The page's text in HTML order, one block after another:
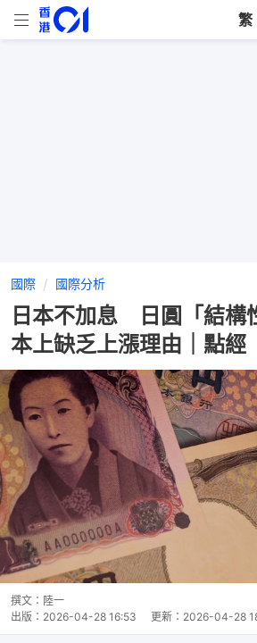
繁
國際 國際分析
日本不加息 日圓「結構
本上缺乏上漲理由｜點經
撰文： 陸一
出版： 2026-04-28 16:53 更新： 2026-04-28